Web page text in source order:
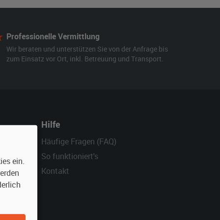
Professionelle Vermittlung
Wir beraten und unterstützen Sie von der Anfrage bis
zum Einsatz vor Ort, inkl. Betreuung und Transport.
Hilfe
Häufige Fragen (FAQ)
So funktioniert's
Kontakt
ein.